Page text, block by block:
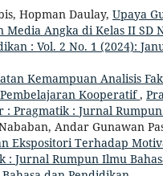
Hopman Daulay, Upaya
Angka di Kelas II SD
: Vol. 2 No. 1 (2024):
Kemampuan Analisis
Kooperatif,
: Pragmatik : Jurnal
Andar Gunawan
Ekspositori Terhadap
: Jurnal Rumpun Ilmu